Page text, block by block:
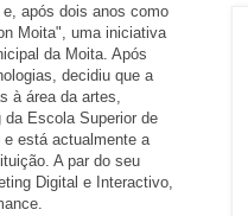
após dois anos como
Moita", uma iniciativa
da Moita. Após
decidiu que a
à área da artes,
Escola Superior de
está actualmente a
A par do seu
Digital e Interactivo,